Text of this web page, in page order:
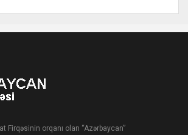
Firqəsinin orqanı olan “Azərbaycan”